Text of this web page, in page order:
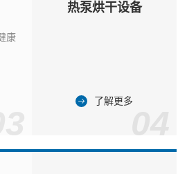
热泵烘干设备
了解更多